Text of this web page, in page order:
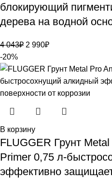
блокирующий
дерева на водной
4 043₽ 2 990₽
-20%
В корзину
FLUGGER Грунт
Primer 0,75 л-
эффективно